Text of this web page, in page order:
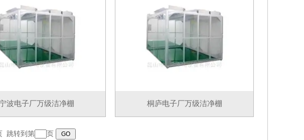
波电子厂万级洁净棚 桐庐电子厂万级洁净棚
跳转到第 页